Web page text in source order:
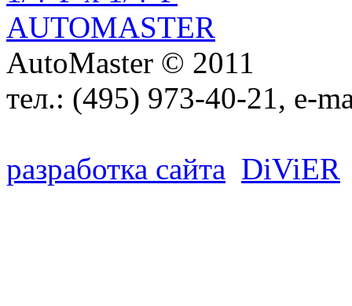
AutoMaster © 2011
тел.: (495) 973-40-21, e-
разработка сайта DiViER